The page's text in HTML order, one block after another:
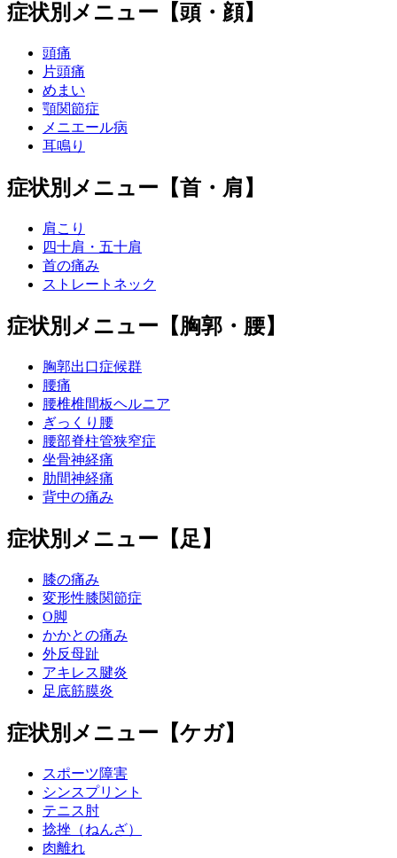
症状別メニュー【頭・顔】
頭痛
片頭痛
めまい
顎関節症
メニエール病
耳鳴り
症状別メニュー【首・肩】
肩こり
四十肩・五十肩
首の痛み
ストレートネック
症状別メニュー【胸郭・腰】
胸郭出口症候群
腰痛
腰椎椎間板ヘルニア
ぎっくり腰
腰部脊柱管狭窄症
坐骨神経痛
肋間神経痛
背中の痛み
症状別メニュー【足】
膝の痛み
変形性膝関節症
O脚
かかとの痛み
外反母趾
アキレス腱炎
足底筋膜炎
症状別メニュー【ケガ】
スポーツ障害
シンスプリント
テニス肘
捻挫（ねんざ）
肉離れ